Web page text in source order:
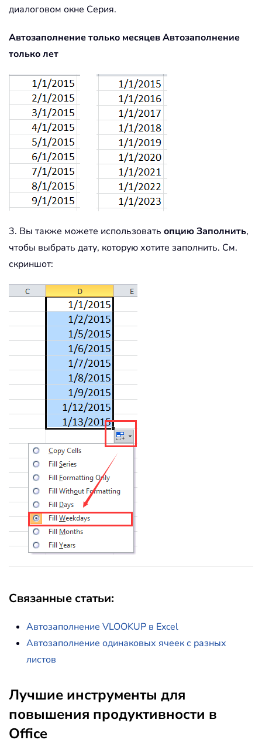
диалоговом окне Серия.
Автозаполнение только месяцевАвтозаполнение
только лет
3. Вы также можете использовать опцию Заполнить,
чтобы выбрать дату, которую хотите заполнить. См.
скриншот:
Связанные статьи:
Автозаполнение VLOOKUP в Excel
Автозаполнение одинаковых ячеек с разных
листов
Лучшие инструменты для
повышения продуктивности в
Office